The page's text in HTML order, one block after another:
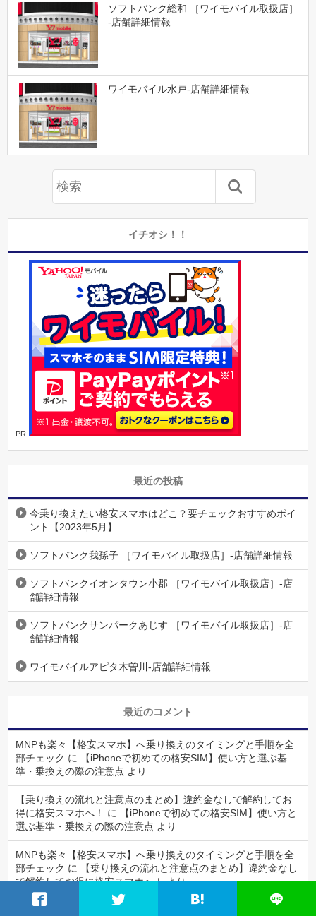
ソフトバンク総和 ［ワイモバイル取扱店］
-店舗詳細情報
ワイモバイル水戸-店舗詳細情報
イチオシ！！
PR
最近の投稿
今乗り換えたい格安スマホはどこ？要チェックおすすめポイ
ント【2023年5月】
ソフトバンク我孫子 ［ワイモバイル取扱店］-店舗詳細情報
ソフトバンクイオンタウン小郡 ［ワイモバイル取扱店］-店
舗詳細情報
ソフトバンクサンパークあじす ［ワイモバイル取扱店］-店
舗詳細情報
ワイモバイルアピタ木曽川-店舗詳細情報
最近のコメント
MNPも楽々【格安スマホ】へ乗り換えのタイミングと手順を全
部チェック に
【iPhoneで初めての格安SIM】使い方と選ぶ基
準・乗換えの際の注意点 より
【乗り換えの流れと注意点のまとめ】違約金なしで解約してお
得に格安スマホへ！
に
【iPhoneで初めての格安SIM】使い方と
選ぶ基準・乗換えの際の注意点 より
MNPも楽々【格安スマホ】へ乗り換えのタイミングと手順を全
部チェック に
【乗り換えの流れと注意点のまとめ】違約金なし
で解約してお得に格安スマホへ！より
LINEデータを格安スマホへ引継ぐときの注意は？ID検索はでき